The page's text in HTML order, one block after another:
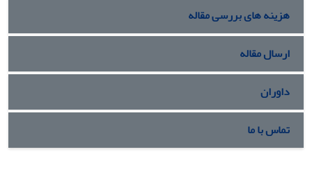
هزینه های بررسی مقاله
ارسال مقاله
داوران
تماس با ما